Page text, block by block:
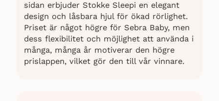
sidan erbjuder Stokke Sleepi en elegant
design och låsbara hjul för ökad rörlighet.
Priset är något högre för Sebra Baby, men
dess flexibilitet och möjlighet att använda i
många, många år motiverar den högre
prislappen, vilket gör den till vår vinnare.